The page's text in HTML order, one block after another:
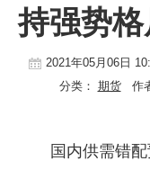
铝
稀有稀土
持强势格
2021年05月06日
分类： 期货作
国内供需错